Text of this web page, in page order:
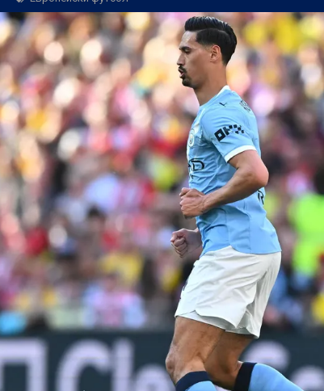
Веласкес: Очаква ни труден мач
футбол:Официално: Реал (Мадрид) обяви най-скъпия